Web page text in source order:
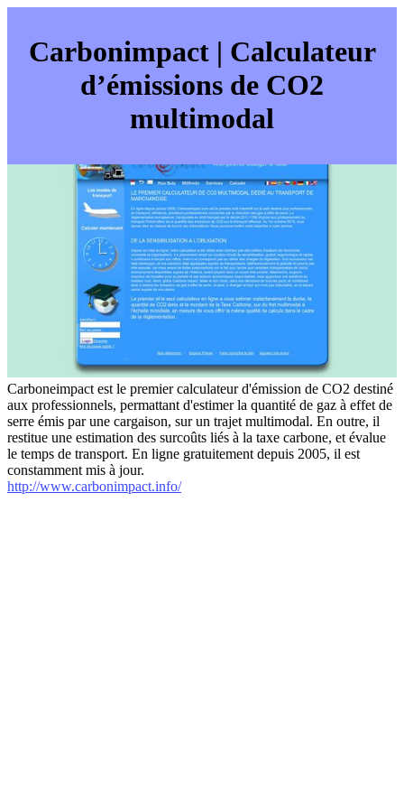
Car­bo­nim­pact | Calculateur
d’émissions de CO2
multimodal
Carboneimpact est le premier calculateur d'émission de CO2 destiné
aux professionnels, permattant d'estimer la quantité de gaz à effet de
serre émis par une cargaison, sur un trajet multimodal. En outre, il
restitue une estimation des surcoûts liés à la taxe carbone, et évalue
le temps de transport. En ligne gratuitement depuis 2005, il est
constamment mis à jour.
http://www.carbonimpact.info/